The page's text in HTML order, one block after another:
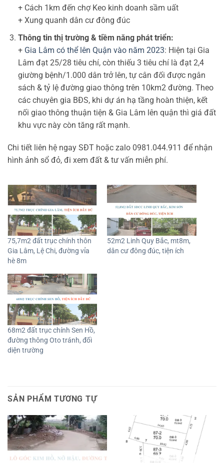
+ Cách 1km đến chợ Keo kinh doanh sầm uất
+ Xung quanh dân cư đông đúc
Thông tin thị trường & tiềm năng phát triển:
+ Gia Lâm có thể lên Quận vào năm 2023: Hiện tại Gia
Lâm đạt 25/28 tiêu chí, còn thiếu 3 tiêu chí là đạt 2,4
giường bệnh/1.000 dân trở lên, tự cân đối được ngân
sách & tỷ lệ đường giao thông trên 10km2 đường. Theo
các chuyên gia BĐS, khi dự án hạ tầng hoàn thiện, kết
nối giao thông thuận tiện & Gia Lâm lên quận thì giá đất
khu vực này còn tăng rất mạnh.
Chi tiết liên hệ ngay SĐT hoặc zalo 0981.044.911 để nhận
hình ảnh sổ đỏ, đi xem đất & tư vấn miễn phí.
75,7m2 đất trục chính thôn
Gia Lâm, Lệ Chi, đường vỉa
hè 8m
52m2 Linh Quy Bắc, mt8m,
dân cư đông đúc, tiện ích
68m2 đất trục chính Sen Hồ,
đường thông Oto tránh, đối
diện trường
SẢN PHẨM TƯƠNG TỰ